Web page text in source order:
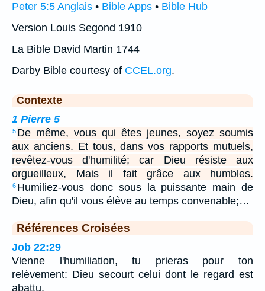
Peter 5:5 Anglais • Bible Apps • Bible Hub
Version Louis Segond 1910
La Bible David Martin 1744
Darby Bible courtesy of CCEL.org.
Contexte
1 Pierre 5
5 De même, vous qui êtes jeunes, soyez soumis
aux anciens. Et tous, dans vos rapports mutuels,
revêtez-vous d'humilité; car Dieu résiste aux
orgueilleux, Mais il fait grâce aux humbles.
6 Humiliez-vous donc sous la puissante main de
Dieu, afin qu'il vous élève au temps convenable;…
Références Croisées
Job 22:29
Vienne l'humiliation, tu prieras pour ton
relèvement: Dieu secourt celui dont le regard est
abattu.